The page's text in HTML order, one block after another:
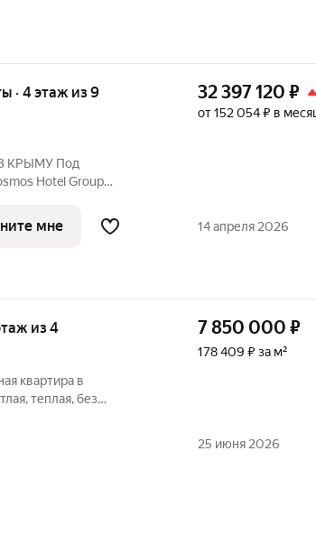
· 4 этаж из 9
КРЫМУ Под
Hotel Group
32 397 120 ₽
от 152 054 ₽ в
мне 14 апреля 2026
из 4
квартира в
теплая, без
кабинет. Все
7 850 000 ₽
178 409 ₽ за м²
25 июня 2026